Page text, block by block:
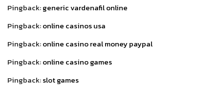
Pingback:generic vardenafil online
Pingback:online casinos usa
Pingback:online casino real money paypal
Pingback:online casino games
Pingback:slot games